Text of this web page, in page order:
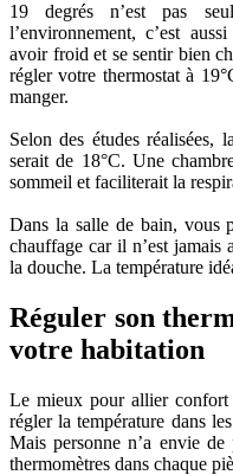
19 degrés n’est pas
l’environnement, c’est
avoir froid et se sentir bien
régler votre thermostat à
manger.
Selon des études réalisées,
serait de 18°C. Une
sommeil et faciliterait la
Dans la salle de bain, vous
chauffage car il n’est jamais
la douche. La température
Réguler son
votre habitation
Le mieux pour allier confort
régler la température dans
Mais personne n’a envie
thermomètres dans chaque